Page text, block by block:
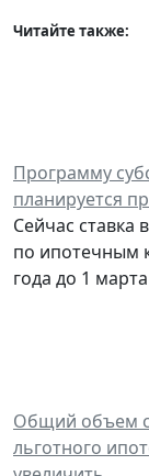
Читайте также:
Программу
планируется
Сейчас ставка
по ипотечным
года до 1
Общий объем
льготного